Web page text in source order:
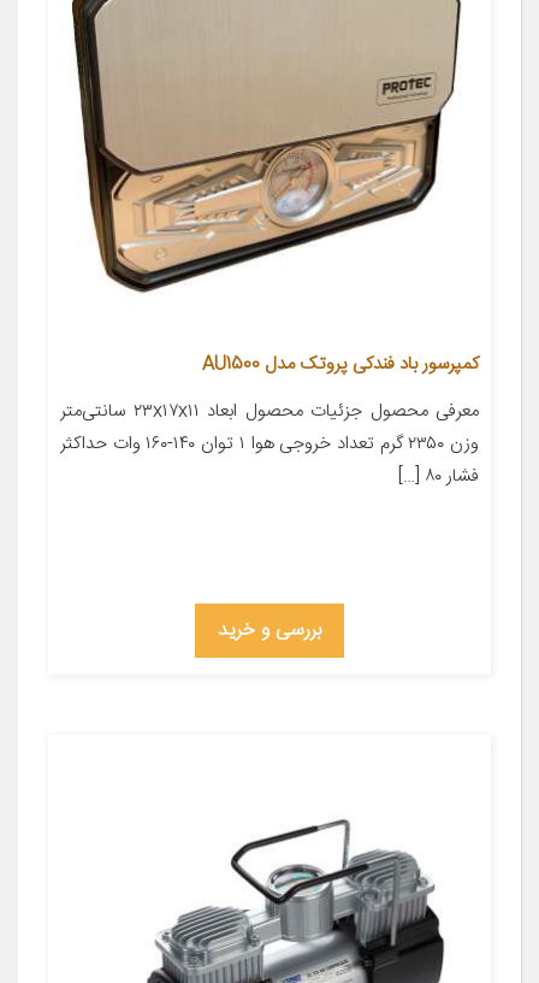
کمپرسور باد فندکی پروتک مدل AU1500
معرفی محصول جزئیات محصول ابعاد ۲۳x۱۷x۱۱ سانتی‌متر
وزن ۲۳۵۰ گرم تعداد خروجی هوا ۱ توان ۱۴۰-۱۶۰ وات حداکثر
فشار ۸۰ […]
بررسی و خرید